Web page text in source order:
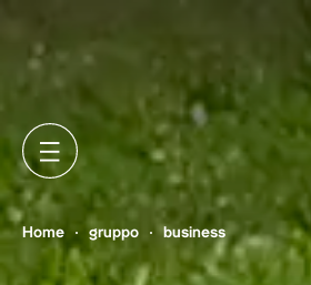
Home gruppo business